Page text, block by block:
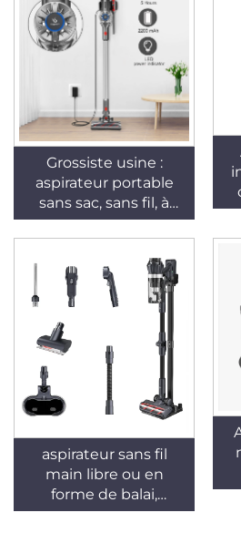
Grossiste usine :
aspirateur portable
sans sac, sans fil, à
main, à moteur sans
balais, avec fonction
pour poussière sèche,
alimenté
électriquement,
destiné aux hôtels
aspirateur sans fil
main libre ou en
forme de balai,
rechargeable, équipé